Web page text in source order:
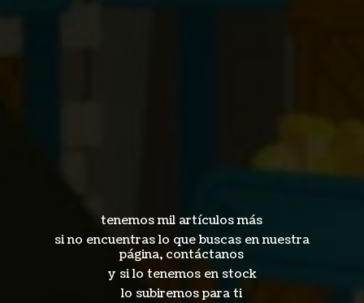
tenemos mil artículos más
si no encuentras lo que buscas en nuestra
página, contáctanos
y si lo tenemos en stock
lo subiremos para ti